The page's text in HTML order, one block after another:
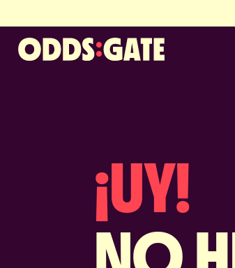
¡UY!